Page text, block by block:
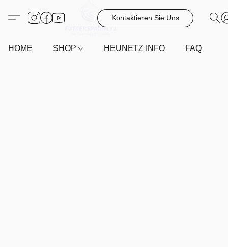
Kontaktieren Sie Uns
HOME SHOP HEUNETZ INFO FAQ